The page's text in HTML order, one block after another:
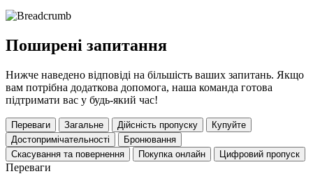
Поширені запитання
Нижче наведено відповіді на більшість ваших запитань. Якщо
вам потрібна додаткова допомога, наша команда готова
підтримати вас у будь-який час!
Переваги Загальне Дійсність пропуску
Купуйте
Достопримічательності
Бронювання
Скасування та повернення
Покупка онлайн Цифровий пропуск
Переваги